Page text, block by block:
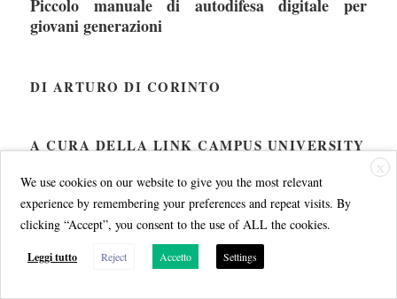
Piccolo manuale di autodifesa digitale per
giovani generazioni
DI ARTURO DI CORINTO
A CURA DELLA LINK CAMPUS UNIVERSITY
Saluti del PresidenteVincenzo Scotti
Nunzia Ciardi, Direttore della Polizia Postale e delle
Barbara Carfagna , Giornalista autrice di Codice
X
We use cookies on our website to give you the most relevant
experience by remembering your preferences and repeat visits. By
clicking “Accept”, you consent to the use of ALL the cookies.
Leggi tutto Reject Accetto Settings